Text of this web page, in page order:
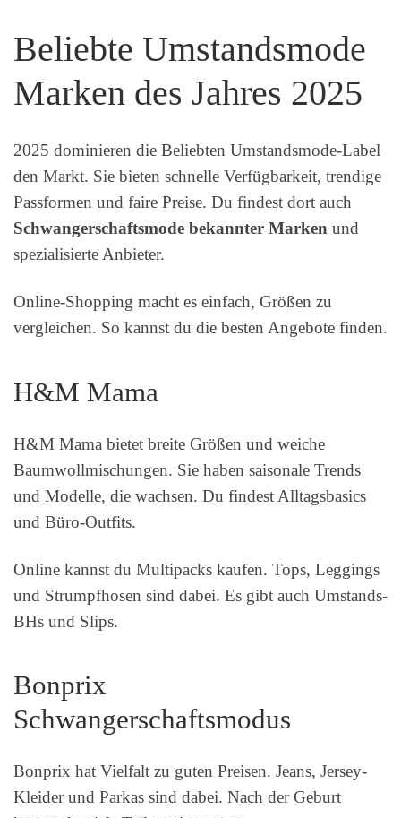
Beliebte Umstandsmode
Marken des Jahres 2025
2025 dominieren die Beliebten Umstandsmode-Label
den Markt. Sie bieten schnelle Verfügbarkeit, trendige
Passformen und faire Preise. Du findest dort auch
Schwangerschaftsmode bekannter Marken und
spezialisierte Anbieter.
Online-Shopping macht es einfach, Größen zu
vergleichen. So kannst du die besten Angebote finden.
H&M Mama
H&M Mama bietet breite Größen und weiche
Baumwollmischungen. Sie haben saisonale Trends
und Modelle, die wachsen. Du findest Alltagsbasics
und Büro-Outfits.
Online kannst du Multipacks kaufen. Tops, Leggings
und Strumpfhosen sind dabei. Es gibt auch Umstands-
BHs und Slips.
Bonprix
Schwangerschaftsmodus
Bonprix hat Vielfalt zu guten Preisen. Jeans, Jersey-
Kleider und Parkas sind dabei. Nach der Geburt